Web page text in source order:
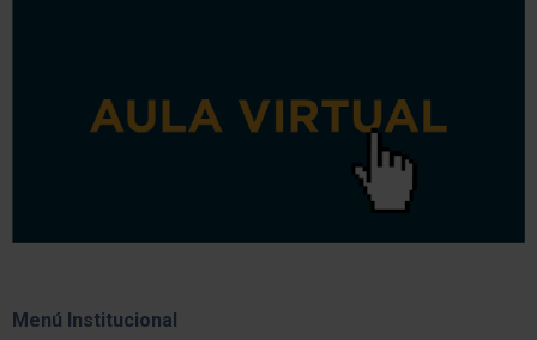
Menú Institucional